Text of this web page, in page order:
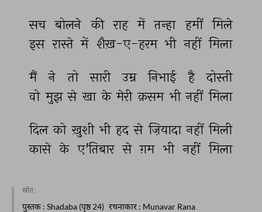
सच बोलने की राह में तन्हा हमीं मिले
इस रास्ते में शैख़-ए-हरम भी नहीं मिला
मैं ने तो सारी उम्र निभाई है
दोस्ती
वो मुझ से खा के मेरी क़सम भी नहीं मिला
दिल को ख़ुशी भी हद से ज़ियादा नहीं मिली
कासे के ए'तिबार से ग़म भी नहीं मिला
स्रोत :
पुस्तक : Shadaba (पृष्ठ 24) रचनाकार : Munavar Rana